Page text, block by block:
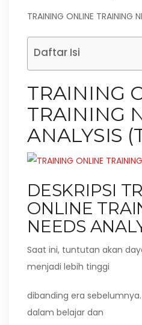
TRAINING ONLINE TRAINING
Daftar Isi
TRAINING
TRAINING
ANALYSIS
DESKRIPSI
ONLINE
NEEDS
Saat ini, tuntutan akan
menjadi lebih tinggi
dibanding era
dalam belajar dan